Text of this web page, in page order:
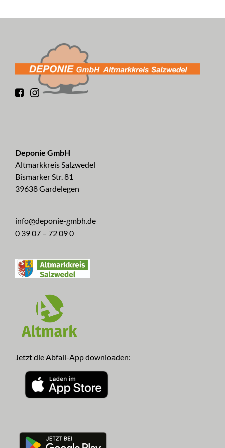
Deponie GmbH
Altmarkkreis Salzwedel
Bismarker Str. 81
39638 Gardelegen
info@deponie-gmbh.de
0 39 07 – 72 09 0
Jetzt die Abfall-App downloaden: